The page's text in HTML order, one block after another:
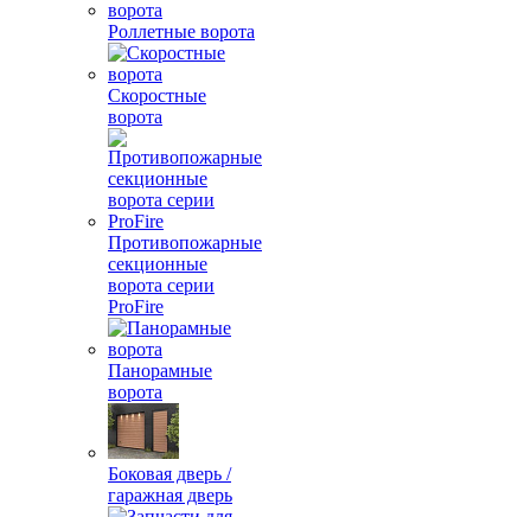
Роллетные ворота
Скоростные
ворота
Противопожарные
секционные
ворота серии
ProFire
Панорамные
ворота
Боковая дверь /
гаражная дверь